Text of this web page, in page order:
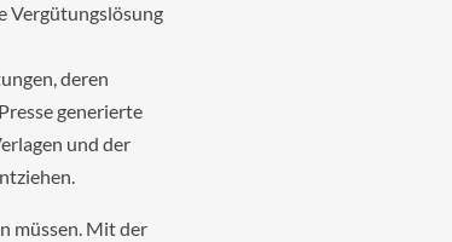
Vergütungslösung
deren
generierte
und der
müssen. Mit der